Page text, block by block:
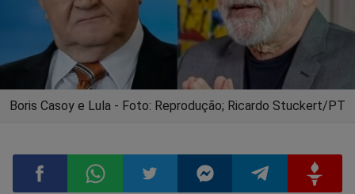
Boris Casoy e Lula - Foto: Reprodução; Ricardo Stuckert/PT